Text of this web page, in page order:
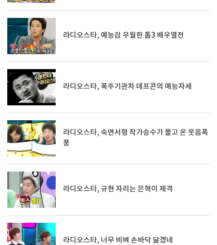
라디오스타, 예능감 우월한 톱3 배우열전
라디오스타, 폭주기관차 데프콘의 예능자세
라디오스타, 숙면서형 작가승수가 몰고 온 웃음폭
풍
라디오스타, 규현 자리는 은혁이 제격
라디오스타, 너무 비벼 손바닥 닳겠네